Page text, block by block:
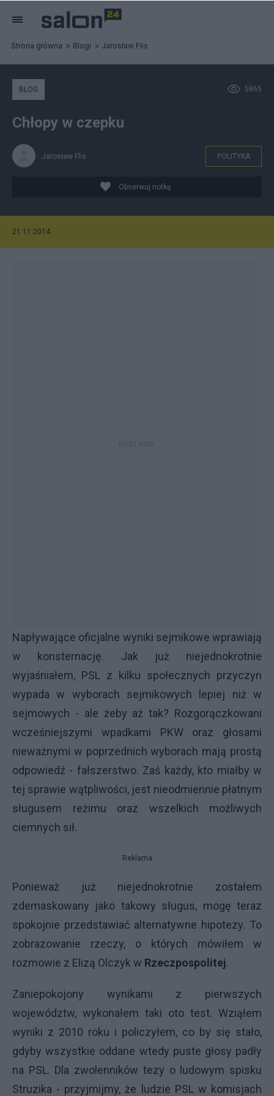
Strona główna Blogi Jarosław Flis
5865
BLOG
Chłopy w czepku
Jarosław Flis POLITYKA
Obserwuj notkę
21.11.2014
Napływające oficjalne wyniki sejmikowe wprawiają
w konsternację. Jak już niejednokrotnie
wyjaśniałem, PSL z kilku społecznych przyczyn
wypada w wyborach sejmikowych lepiej niż w
sejmowych - ale żeby aż tak? Rozgorączkowani
wcześniejszymi wpadkami PKW oraz głosami
nieważnymi w poprzednich wyborach mają prostą
odpowiedź - fałszerstwo. Zaś każdy, kto miałby w
tej sprawie wątpliwości, jest nieodmiennie płatnym
sługusem reżimu oraz wszelkich możliwych
ciemnych sił.
Reklama
Ponieważ już niejednokrotnie zostałem
zdemaskowany jako takowy sługus, mogę teraz
spokojnie przedstawiać alternatywne hipotezy. To
zobrazowanie rzeczy, o których mówiłem w
rozmowie z Elizą Olczyk w Rzeczpospolitej.
Zaniepokojony wynikami z pierwszych
województw, wykonałem taki oto test. Wziąłem
wyniki z 2010 roku i policzyłem, co by się stało,
gdyby wszystkie oddane wtedy puste głosy padły
na PSL. Dla zwolenników tezy o ludowym spisku
Struzika - przyjmijmy, że ludzie PSL w komisjach